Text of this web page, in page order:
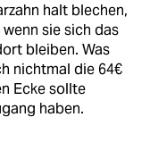
halt blechen,
sie sich das
bleiben. Was
nichtmal die 64€
Ecke sollte
haben.